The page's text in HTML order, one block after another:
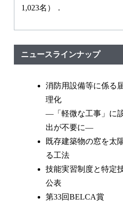
1,023名）．
ニュースラインナップ
消防用設備等に係る
理化
—「軽微な工事」に
出が不要に—
既存建築物の窓を太
る工法
技能実習制度と特定
公表
第33回BELCA賞